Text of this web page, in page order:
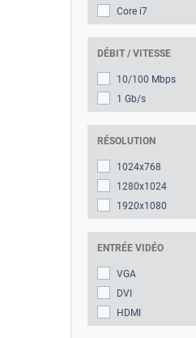
Core i7
DÉBIT / VITESSE
10/100 Mbps
1 Gb/s
RÉSOLUTION
1024x768
1280x1024
1920x1080
ENTRÉE VIDÉO
VGA
DVI
HDMI